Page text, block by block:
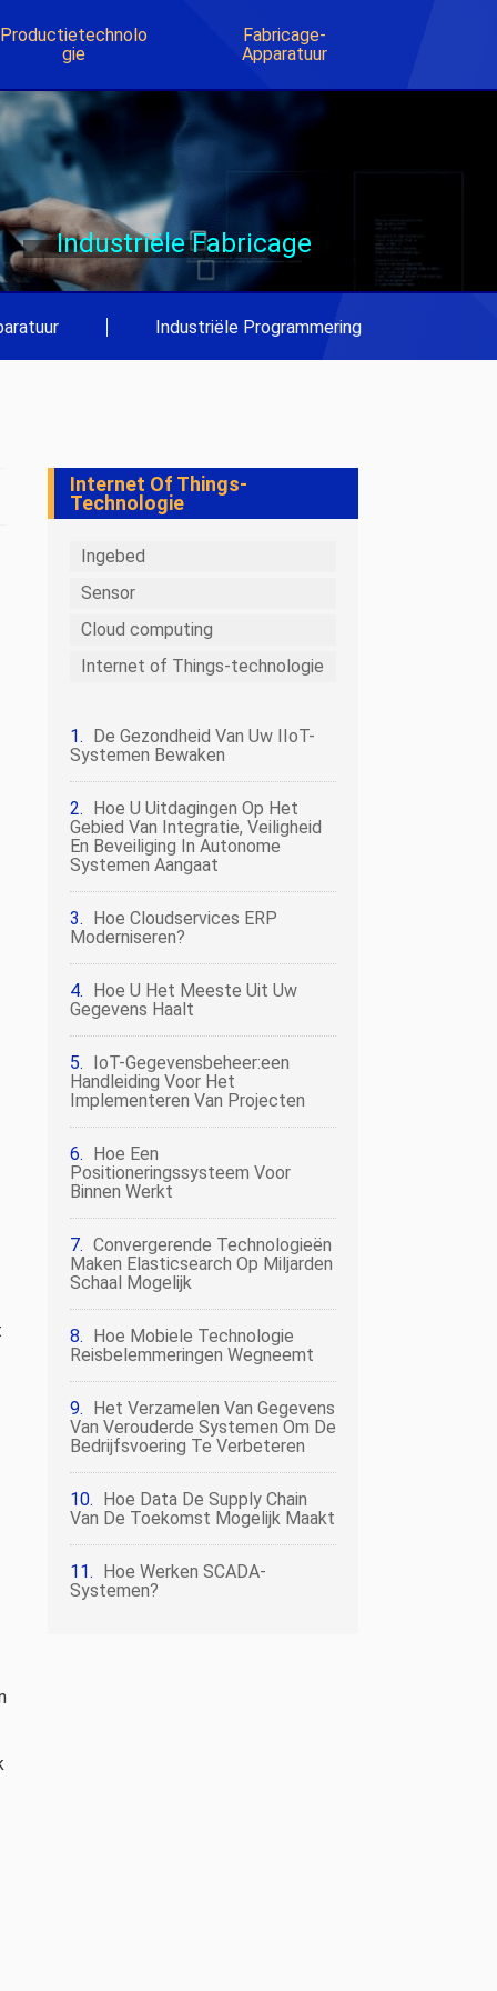
Productietechnolo
Gie
Fabricage-
Apparatuur
Industriële Fabricage
Industriële Programmering
Internet Of Things-
Technologie
Ingebed
Sensor
Cloud computing
Internet of Things-technologie
De Gezondheid Van Uw IIoT-
Systemen Bewaken
Hoe U Uitdagingen Op Het
Gebied Van Integratie, Veiligheid
En Beveiliging In Autonome
Systemen Aangaat
Hoe Cloudservices ERP
Moderniseren?
Hoe U Het Meeste Uit Uw
Gegevens Haalt
IoT-Gegevensbeheer:een
Handleiding Voor Het
Implementeren Van Projecten
Hoe Een
Positioneringssysteem Voor
Binnen Werkt
Convergerende Technologieën
Maken Elasticsearch Op Miljarden
Schaal Mogelijk
Hoe Mobiele Technologie
Reisbelemmeringen Wegneemt
Het Verzamelen Van Gegevens
Van Verouderde Systemen Om De
Bedrijfsvoering Te Verbeteren
Hoe Data De Supply Chain
Van De Toekomst Mogelijk Maakt
Hoe Werken SCADA-
Systemen?